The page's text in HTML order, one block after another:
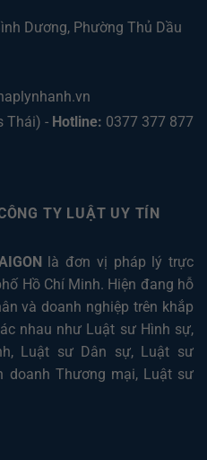
Dương, Phường Thủ Dầu
Thái) - Hotline: 0377 377 877
TY LUẬT UY TÍN
là đơn vị pháp lý trực
Hồ Chí Minh. Hiện đang hỗ
và doanh nghiệp trên khắp
nhau như Luật sư Hình sự,
, Luật sư Dân sự, Luật sư
doanh Thương mại, Luật sư